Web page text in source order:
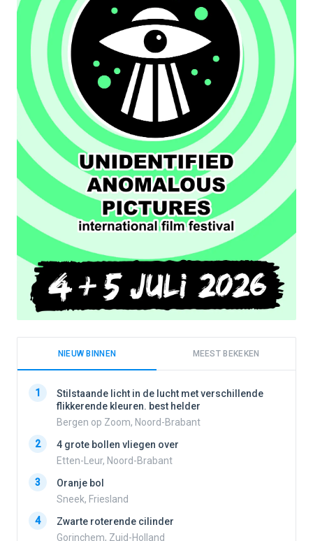
NIEUW BINNEN MEEST BEKEKEN
1
Stilstaande licht in de lucht met verschillende
flikkerende kleuren. best helder
Bergen op Zoom, Noord-Brabant
2
4 grote bollen vliegen over
Etten-Leur, Noord-Brabant
3
Oranje bol
Sneek, Friesland
4
Zwarte roterende cilinder
Gorinchem, Zuid-Holland